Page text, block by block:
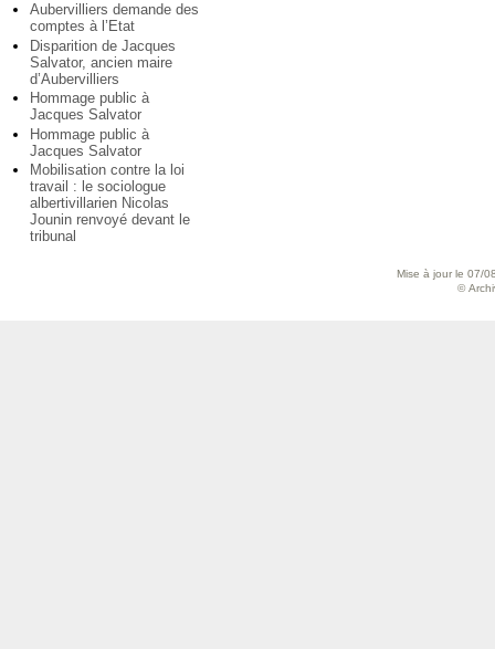
Aubervilliers demande des
comptes à l’Etat
Disparition de Jacques
Salvator, ancien maire
d’Aubervilliers
Hommage public à
Jacques Salvator
Hommage public à
Jacques Salvator
Mobilisation contre la loi
travail : le sociologue
albertivillarien Nicolas
Jounin renvoyé devant le
tribunal
Mise à jour le 07/
©